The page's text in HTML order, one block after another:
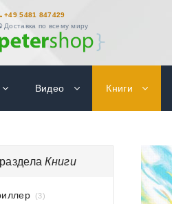
+49 5481 847429
Доставка по всему миру
Видео Книги
Книги
(3)